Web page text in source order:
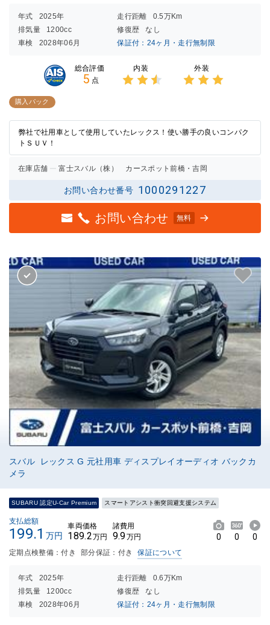
年式 2025年 走行距離
0.5万Km
排気量
1200cc 修復歴
なし
車検
2028年06月 保証付：24ヶ月・走行無制限
総合評価
5 点
内装 外装
購入パック
弊社で社用車として使用していたレックス！使い勝手の良いコンパク
トＳＵＶ！
在庫店舗 富士スバル（株） カースポット前橋・吉岡
お問い合わせ番号 1000291227
お問い合わせ 無料
スバル レックス G 元社用車 ディスプレイオーディオ バックカ
メラ
SUBARU 認定U-Car Premium スマートアシスト衝突回避支援システム
支払総額
199.1 万円
車両価格
189.2万円
諸費用
9.9万円 0 0 0
定期点検整備：付き 部分保証：付き 保証について
年式 2025年 走行距離
0.6万Km
排気量
1200cc 修復歴
なし
車検
2028年06月 保証付：24ヶ月・走行無制限